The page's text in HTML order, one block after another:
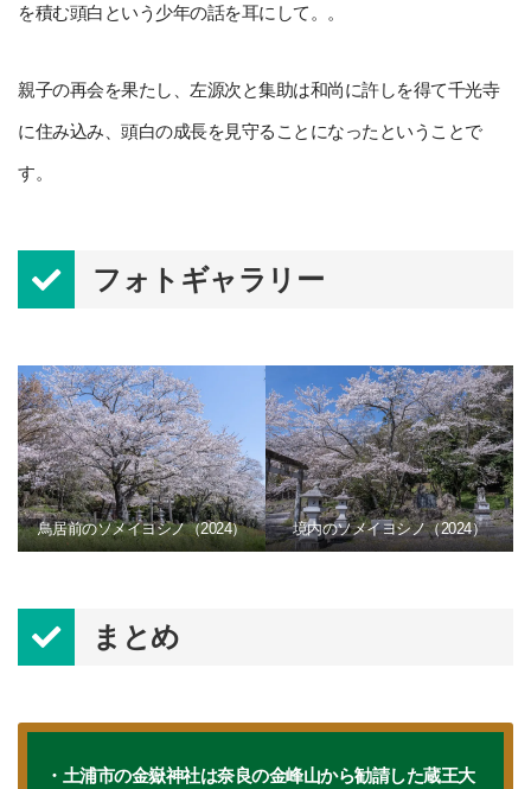
を積む頭白という少年の話を耳にして。。
親子の再会を果たし、左源次と集助は和尚に許しを得て千光寺
に住み込み、頭白の成長を見守ることになったということで
す。
フォトギャラリー
鳥居前のソメイヨシノ（2024） 境内のソメイヨシノ（2024）
まとめ
・土浦市の金嶽神社は奈良の金峰山から勧請した蔵王大